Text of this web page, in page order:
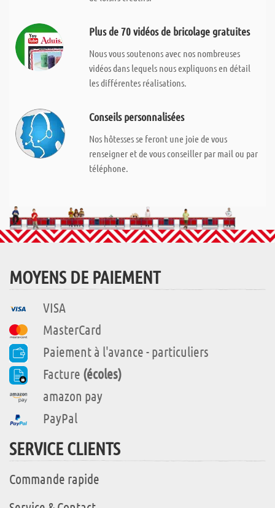
Plus de 70 vidéos de bricolage gratuites
Nous vous soutenons avec nos nombreuses
vidéos dans lequels nous expliquons en détail
les différentes réalisations.
Conseils personnalisées
Nos hôtesses se feront une joie de vous
renseigner et de vous conseiller par mail ou par
téléphone.
MOYENS DE PAIEMENT
VISA
MasterCard
Paiement à l'avance - particuliers
Facture (écoles)
amazon pay
PayPal
SERVICE CLIENTS
Commande rapide